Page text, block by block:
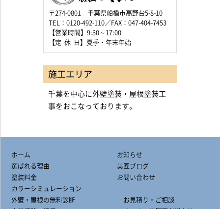
〒274-0801 千葉県船橋市高野台5-8-10
TEL：0120-492-110／FAX：047-404-7453
【営業時間】9:30～17:00
【定 休 日】夏季・年末年始
施工エリア
千葉を中心に外壁塗装・屋根塗装工
事をおこなっております。
ホーム
選ばれる理由
塗装料金
カラーシミュレーション
外壁・屋根の無料診断
お知らせ
美匠ブログ
お問い合わせ
‐お見積り・ご相談